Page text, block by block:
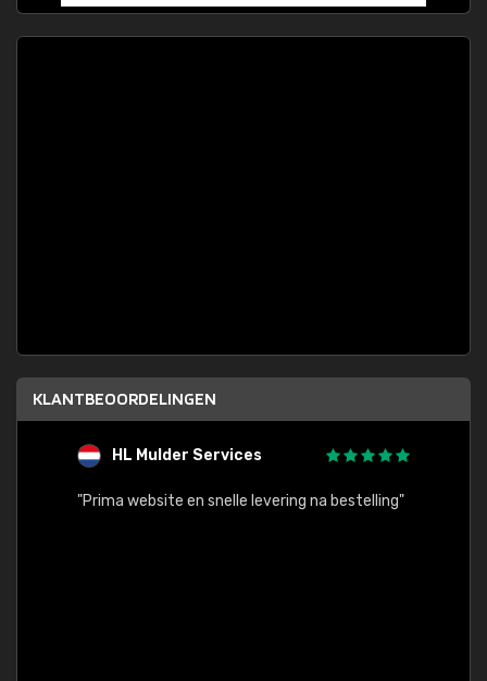
KLANTBEOORDELINGEN
HL Mulder Services
"Prima website en snelle levering na bestelling"